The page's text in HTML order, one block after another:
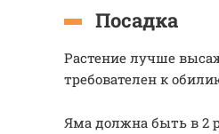
Посадка
Растение лучше
требователен к
Яма должна быть в 2